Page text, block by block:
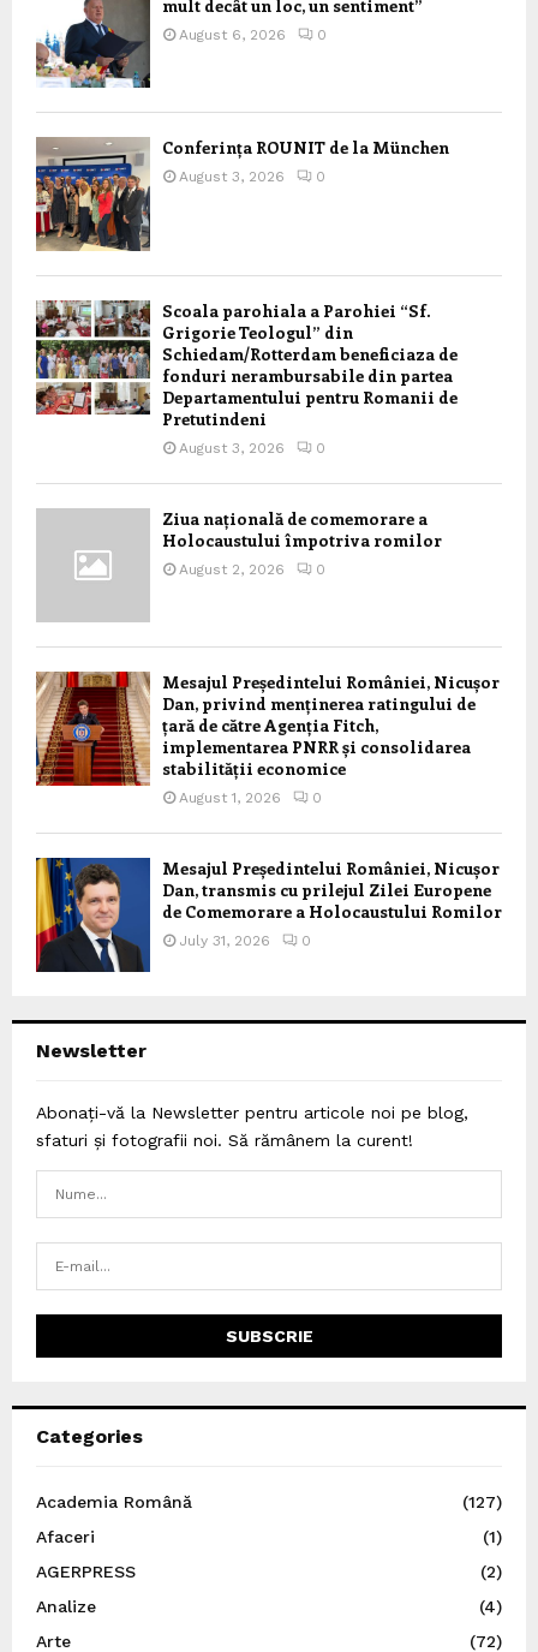
mult decât un loc, un sentiment”
August 6, 2026 0
Conferința ROUNIT de la München
August 3, 2026 0
Scoala parohiala a Parohiei “Sf.
Grigorie Teologul” din
Schiedam/Rotterdam beneficiaza de
fonduri nerambursabile din partea
Departamentului pentru Romanii de
Pretutindeni
August 3, 2026 0
Ziua națională de comemorare a
Holocaustului împotriva romilor
August 2, 2026 0
Mesajul Președintelui României, Nicușor
Dan, privind menținerea ratingului de
țară de către Agenția Fitch,
implementarea PNRR și consolidarea
stabilității economice
August 1, 2026 0
Mesajul Președintelui României, Nicușor
Dan, transmis cu prilejul Zilei Europene
de Comemorare a Holocaustului Romilor
July 31, 2026 0
Newsletter
Abonați-vă la Newsletter pentru articole noi pe blog,
sfaturi și fotografii noi. Să rămânem la curent!
Categories
Academia Română
(127)
Afaceri
(1)
AGERPRESS
(2)
Analize
(4)
Arte
(72)